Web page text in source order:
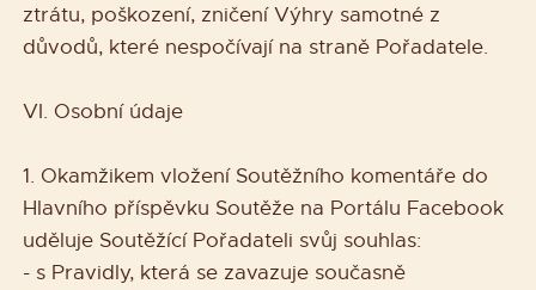
ztrátu, poškození, zničení Výhry samotné z
důvodů, které nespočívají na straně Pořadatele.
VI. Osobní údaje
1. Okamžikem vložení Soutěžního komentáře do
Hlavního příspěvku Soutěže na Portálu Facebook
uděluje Soutěžící Pořadateli svůj souhlas:
- s Pravidly, která se zavazuje současně